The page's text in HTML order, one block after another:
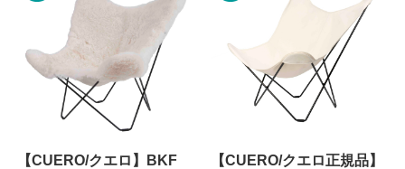
【CUERO/クエロ】BKF
【CUERO/クエロ正規品】